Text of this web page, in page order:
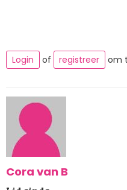
Login
of registreer om
Cora van B